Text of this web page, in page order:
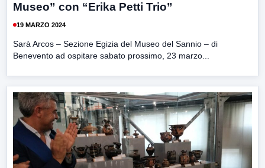
Museo” con “Erika Petti Trio”
19 MARZO 2024
Sarà Arcos – Sezione Egizia del Museo del Sannio – di
Benevento ad ospitare sabato prossimo, 23 marzo...